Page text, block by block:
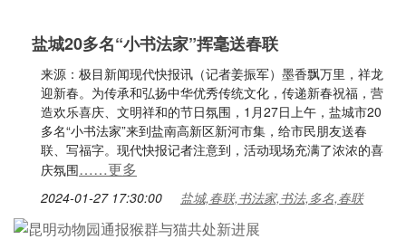
盐城20多名“小书法家”挥毫送春联
来源：极目新闻现代快报讯（记者姜振军）墨香飘万里，祥龙
迎新春。为传承和弘扬中华优秀传统文化，传递新春祝福，营
造欢乐喜庆、文明祥和的节日氛围，1月27日上午，盐城市20
多名“小书法家”来到盐南高新区新河市集，给市民朋友送春
联、写福字。现代快报记者注意到，活动现场充满了浓浓的喜
庆氛围……更多
2024-01-27 17:30:00 盐城,春联,书法家,书法,多名,春联